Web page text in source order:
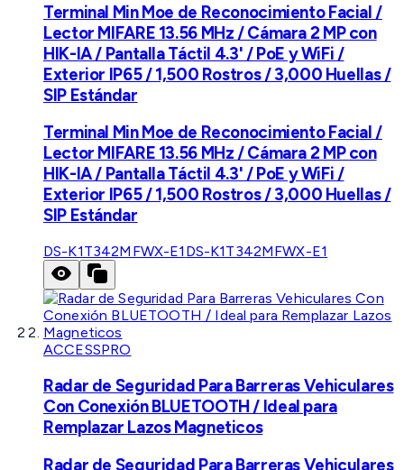
Terminal Min Moe de Reconocimiento Facial /
Lector MIFARE 13.56 MHz / Cámara 2 MP con
HIK-IA / Pantalla Táctil 4.3' / PoE y WiFi /
Exterior IP65 / 1,500 Rostros / 3,000 Huellas /
SIP Estándar
Terminal Min Moe de Reconocimiento Facial /
Lector MIFARE 13.56 MHz / Cámara 2 MP con
HIK-IA / Pantalla Táctil 4.3' / PoE y WiFi /
Exterior IP65 / 1,500 Rostros / 3,000 Huellas /
SIP Estándar
DS-K1T342MFWX-E1 DS-K1T342MFWX-E1
ACCESSPRO
Radar de Seguridad Para Barreras Vehiculares
Con Conexión BLUETOOTH / Ideal para
Remplazar Lazos Magneticos
Radar de Seguridad Para Barreras Vehiculares